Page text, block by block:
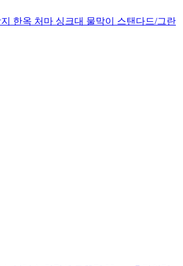
한옥 처마 싱크대 물막이 스탠다드/그란